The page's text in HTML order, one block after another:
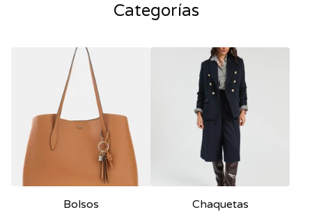
Categorías
Bolsos Chaquetas